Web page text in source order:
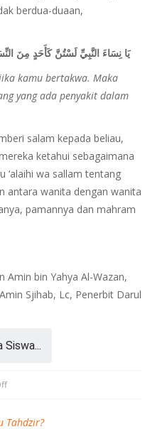
berdua-duaan,
يَا نِسَاءَ النَّبِيِّ لَسْتُنَّ كَأَحَدٍ مِنَ
kamu bertakwa. Maka
yang ada penyakit dalam
salam kepada beliau,
ketahui sebagaimana
‘alaihi wa sallam tentang
antara wanita dengan wanita
pamannya dan mahram
Amin bin Yahya Al-Wazan,
Sjihab, Lc, Penerbit Darul
Siswa...
Tahdzir?